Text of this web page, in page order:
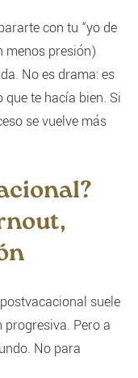
con tu “yo de
menos presión)
No es drama: es
te hacía bien. Si
se vuelve más
suele
Pero a
No para